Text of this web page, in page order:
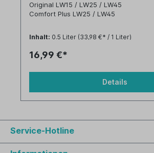
Original LW15 / LW25 / LW45
Comfort Plus LW25 / LW45
LW31/41 / LW14 / LW24 / LW 24plus /
LW80 / LW81 / LW82
Inhalt: 0.5 Liter (33,98 €* / 1 Liter)
16,99 €*
Details
Service-Hotline